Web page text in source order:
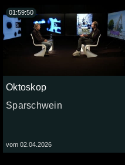
Oktoskop
Sparschwein
vom 02.04.2026
01:59:50